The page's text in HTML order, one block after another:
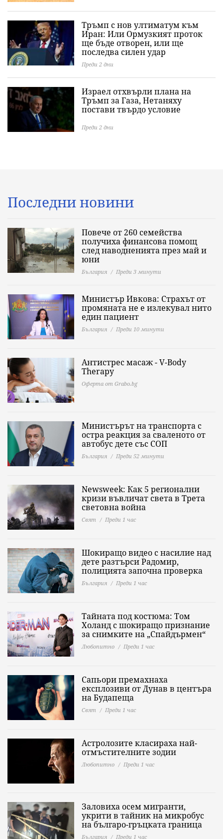
Тръмп с нов ултиматум към
Иран: Или Ормузкият проток
ще бъде отворен, или ще
последва силен удар
Преди 2 дни
Израел отхвърли плана на
Тръмп за Газа, Нетаняху
постави твърдо условие
Преди 2 дни
Последни новини
Повече от 260 семейства
получиха финансова помощ
след наводненията през май и
юни
България Преди 3 минути
Министър Ивкова: Страхът от
промяната не е излекувал нито
един пациент
България Преди 10 минути
Антистрес масаж - V-Body
Therapy
Оферта от Grabo.bg
Министърът на транспорта с
остра реакция за сваленото от
автобус дете със СОП
България Преди 52 минути
Newsweek: Как 5 регионални
кризи въвличат света в Трета
световна война
Свят Преди 1 час
Шокиращо видео с насилие над
дете разтърси Радомир,
полицията започна проверка
България Преди 1 час
Тайната под костюма: Том
Холанд с шокиращо признание
за снимките на „Спайдърмен“
Любопитно Преди 1 час
Сапьори премахнаха
експлозиви от Дунав в центъра
на Будапеща
Свят Преди 1 час
Астролозите класираха най-
отмъстителните зодии
Любопитно Преди 1 час
Заловиха осем мигранти,
укрити в тайник на микробус
на българо-гръцката граница
България Преди 1 час